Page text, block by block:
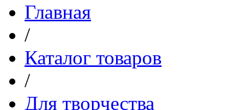
Главная
/
Каталог товаров
/
Для творчества